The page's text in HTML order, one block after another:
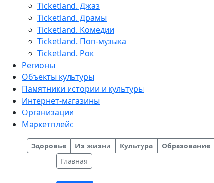
Ticketland. Джаз
Ticketland. Драмы
Ticketland. Комедии
Ticketland. Поп-музыка
Ticketland. Рок
Регионы
Объекты культуры
Памятники истории и культуры
Интернет-магазины
Организации
Маркетплейс
Здоровье Из жизни Культура Образование
Главная